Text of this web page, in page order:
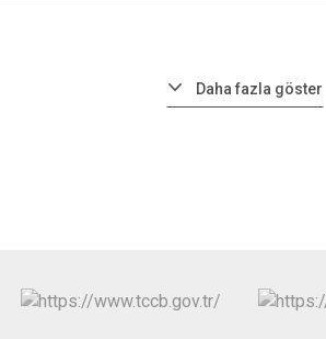
Daha fazla göster